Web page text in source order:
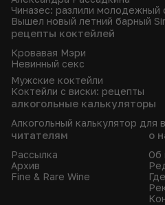
Чиназес: разлили молодежный
Вышел новый летний барный
рецепты коктейлей
Кровавая Мэри
Невинный секс
Мужские коктейли
Коктейли с виски: рецепты
алкогольные калькуляторы
Алкогольный калькулятор для
читателям
Рассылка
Архив
Fine & Rare Wine
о
Об